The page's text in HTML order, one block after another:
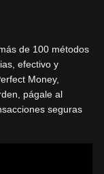
de 100 métodos
efectivo y
Money,
págale al
seguras